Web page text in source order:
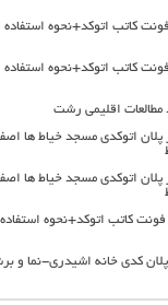
کاتب اتوکد+نحوه
کاتب اتوکد+نحوه
مطالعات اقليمي رشت
پلان اتوکدی مسجد خیاط ها
پلان اتوکدی مسجد خیاط ها
فونت کاتب اتوکد+نحوه
پلان کدی خانه اشیدری-نما و